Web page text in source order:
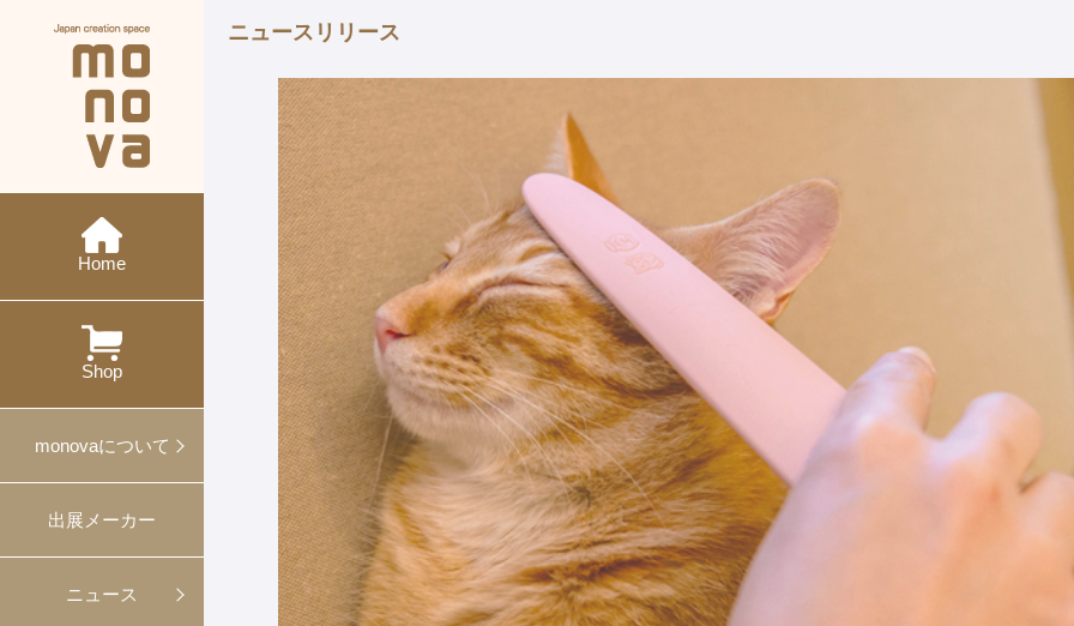
Home
Shop
monovaについて
monovaとは
概要・沿革
出展
プロデュース事例
ギフト・ノベルティ
出展メーカー
ニュース
ニュース
イベント
ワークショップ
プレスリリース
現在の展示会
今後の展示会
過去の展示会
メーカー紹介
特集
対談
ニュースリリース